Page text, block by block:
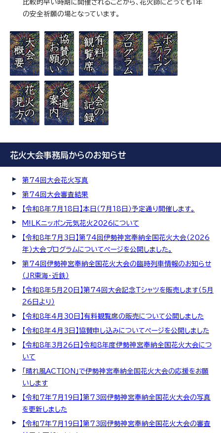
比較的早い時期に開催されることから、花火師にとっても1年
の安全祈願の場となっています。
花火大会事務局からのお知らせ
第74回大会花火写真
第74回大会審査結果
【令和8年7月18日】本日（7月18日）予定通り開催します。
M!LKニッポン元気花火2026について
【令和8年7月3日】第74回伊勢神宮奉納全国花火大会（2026
年）大会プログラムについてページを公開しました。
第74回伊勢神宮奉納全国花火大会の臨時列車情報のお知らせ
（JR東海・近鉄）
【令和8年5月20日】第74回大会記念Tシャツを販売します（5月
26日より）
【令和8年4月30日】有料観覧席の販売について公開しました
【令和8年4月3日】協賛申し込みについてページを公開しました
【令和8年3月26日】令和8年度伊勢神宮奉納全国花火大会につ
いて
「晴れ風ACTION」で伊勢神宮奉納全国花火大会の応援をお願
いします
【令和7年7月19日】第73回伊勢神宮奉納全国花火大会の写真
を更新しました
【令和7年7月19日】第73回伊勢神宮奉納全国花火大会の審査